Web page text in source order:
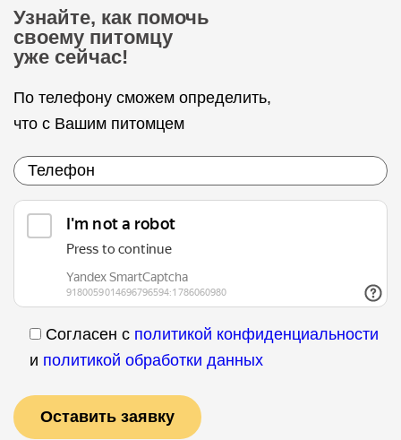
Узнайте, как помочь
своему питомцу
уже сейчас!
По телефону сможем определить,
что с Вашим питомцем
Согласен с политикой конфиденциальности
и политикой обработки данных